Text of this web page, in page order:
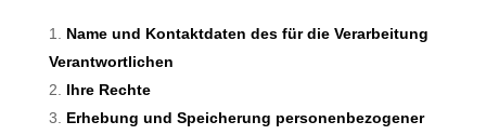
Name und Kontaktdaten des für die Verarbeitung
Verantwortlichen
Ihre Rechte
Erhebung und Speicherung personenbezogener